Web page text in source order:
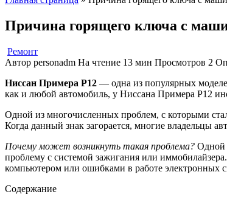
Причина горящего ключа с
Ремонт
Автор personadm На чтение 13 мин Просмотров 2
Ниссан Примера Р12 — одна из популярных
как и любой автомобиль, у Ниссана Примера Р12
Одной из многочисленных проблем, с которыми
Когда данный знак загорается, многие владельцы
Почему может возникнуть такая проблема? Одной
проблему с системой зажигания или
компьютером или ошибками в работе электронных
Содержание